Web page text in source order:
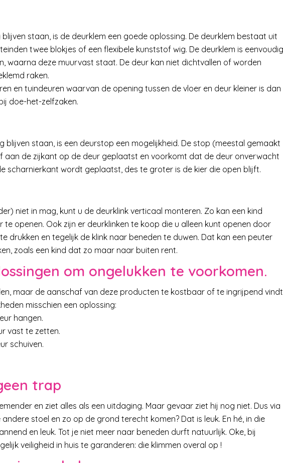
staan, is de deurklem een goede oplossing. De deurklem bestaat uit
twee blokjes of een flexibele kunststof wig. De deurklem is eenvoudig
waarna deze muurvast staat. De deur kan niet dichtvallen of worden
raken.
en tuindeuren waarvan de opening tussen de vloer en deur kleiner is dan
doe-het-zelfzaken.
blijven staan, is een deurstop een mogelijkheid. De stop (meestal gemaakt
de zijkant op de deur geplaatst en voorkomt dat de deur onverwacht
scharnierkant wordt geplaatst, des te groter is de kier die open blijft.
niet in mag, kunt u de deurklink verticaal monteren. Zo kan een kind
te openen. Ook zijn er deurklinken te koop die u alleen kunt openen door
drukken en tegelijk de klink naar beneden te duwen. Dat kan een peuter
zoals een kind dat zo maar naar buiten rent.
om ongelukken te voorkomen.
maar de aanschaf van deze producten te kostbaar of te ingrijpend
misschien een oplossing:
hangen.
vast te zetten.
schuiven.
trap
en ziet alles als een uitdaging. Maar gevaar ziet hij nog niet. Dus via
stoel en zo op de grond terecht komen? Dat is leuk. En hé, in die
en leuk. Tot je niet meer naar beneden durft natuurlijk. Oke, bij
veiligheid in huis te garanderen: die klimmen overal op !